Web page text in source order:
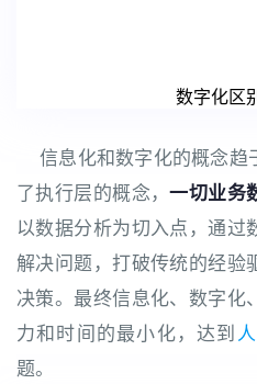
数字化区
信息化和数字化的概念趋
了执行层的概念，一切业务
以数据分析为切入点，通过
解决问题，打破传统的经验
决策。最终信息化、数字化
力和时间的最小化，达到
题。